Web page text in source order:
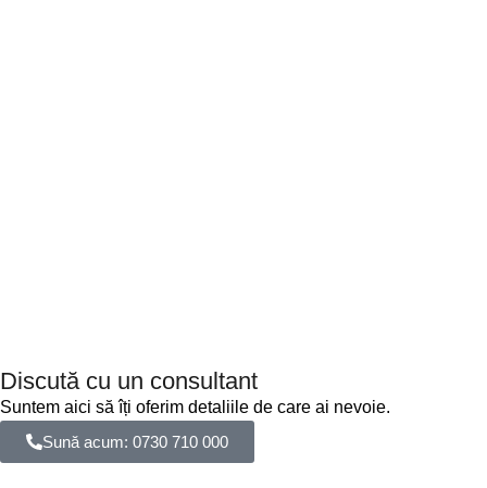
Discută cu un consultant
Suntem aici să îți oferim detaliile de care ai nevoie.
Sună acum: 0730 710 000